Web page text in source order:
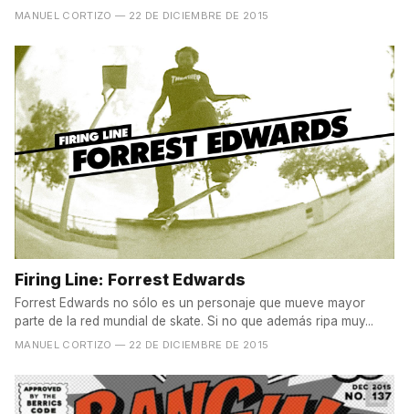
MANUEL CORTIZO — 22 DE DICIEMBRE DE 2015
Firing Line: Forrest Edwards
Forrest Edwards no sólo es un personaje que mueve mayor
parte de la red mundial de skate. Si no que además ripa muy...
MANUEL CORTIZO — 22 DE DICIEMBRE DE 2015